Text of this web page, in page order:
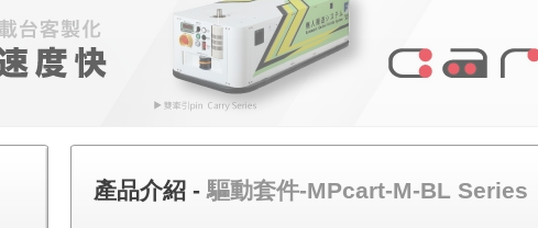
產品介紹 -驅動套件-MPcart-M-BL Series